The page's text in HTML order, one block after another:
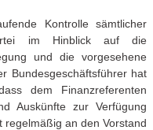
Kontrolle sämtlicher
im Hinblick auf die
und die vorgesehene
Bundesgeschäftsführer hat
dem Finanzreferenten
Auskünfte zur Verfügung
an den Vorstand